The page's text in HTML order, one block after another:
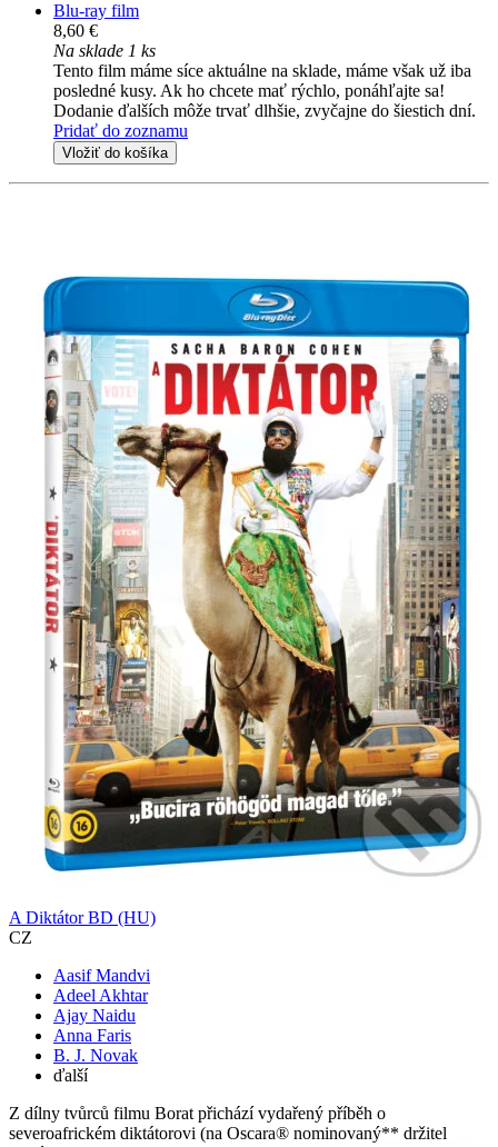
Blu-ray film
8,60 €
Na sklade 1 ks
Tento film máme síce aktuálne na sklade, máme však už iba
posledné kusy. Ak ho chcete mať rýchlo, ponáhľajte sa!
Dodanie ďalších môže trvať dlhšie, zvyčajne do šiestich dní.
Pridať do zoznamu
Vložiť do košíka
A Diktátor BD (HU)
CZ
Aasif Mandvi
Adeel Akhtar
Ajay Naidu
Anna Faris
B. J. Novak
ďalší
Z dílny tvůrců filmu Borat přichází vydařený příběh o
severoafrickém diktátorovi (na Oscara® nominovaný** držitel